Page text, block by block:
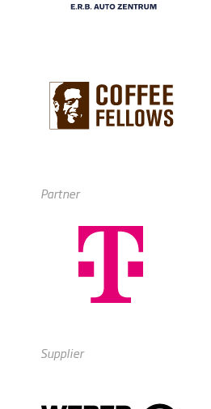
Partner
Supplier